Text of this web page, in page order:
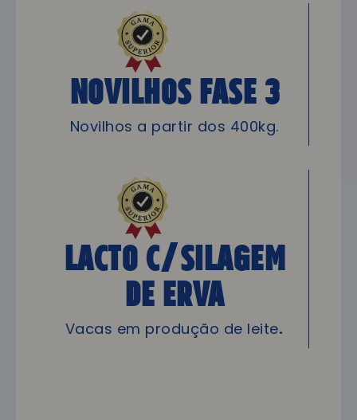
NOVILHOS FASE 3
Novilhos a partir dos 400kg.
LACTO C/Silagem
de Erva
Vacas em produção de leite.